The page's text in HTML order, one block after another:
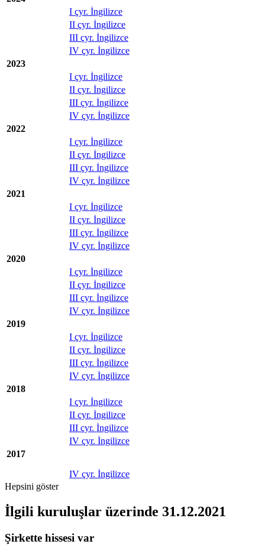
I çyr. İngilizce
II çyr. İngilizce
III çyr. İngilizce
IV çyr. İngilizce
2023
I çyr. İngilizce
II çyr. İngilizce
III çyr. İngilizce
IV çyr. İngilizce
2022
I çyr. İngilizce
II çyr. İngilizce
III çyr. İngilizce
IV çyr. İngilizce
2021
I çyr. İngilizce
II çyr. İngilizce
III çyr. İngilizce
IV çyr. İngilizce
2020
I çyr. İngilizce
II çyr. İngilizce
III çyr. İngilizce
IV çyr. İngilizce
2019
I çyr. İngilizce
II çyr. İngilizce
III çyr. İngilizce
IV çyr. İngilizce
2018
I çyr. İngilizce
II çyr. İngilizce
III çyr. İngilizce
IV çyr. İngilizce
2017
IV çyr. İngilizce
Hepsini göster
İlgili kuruluşlar üzerinde 31.12.2021
Şirkette hissesi var